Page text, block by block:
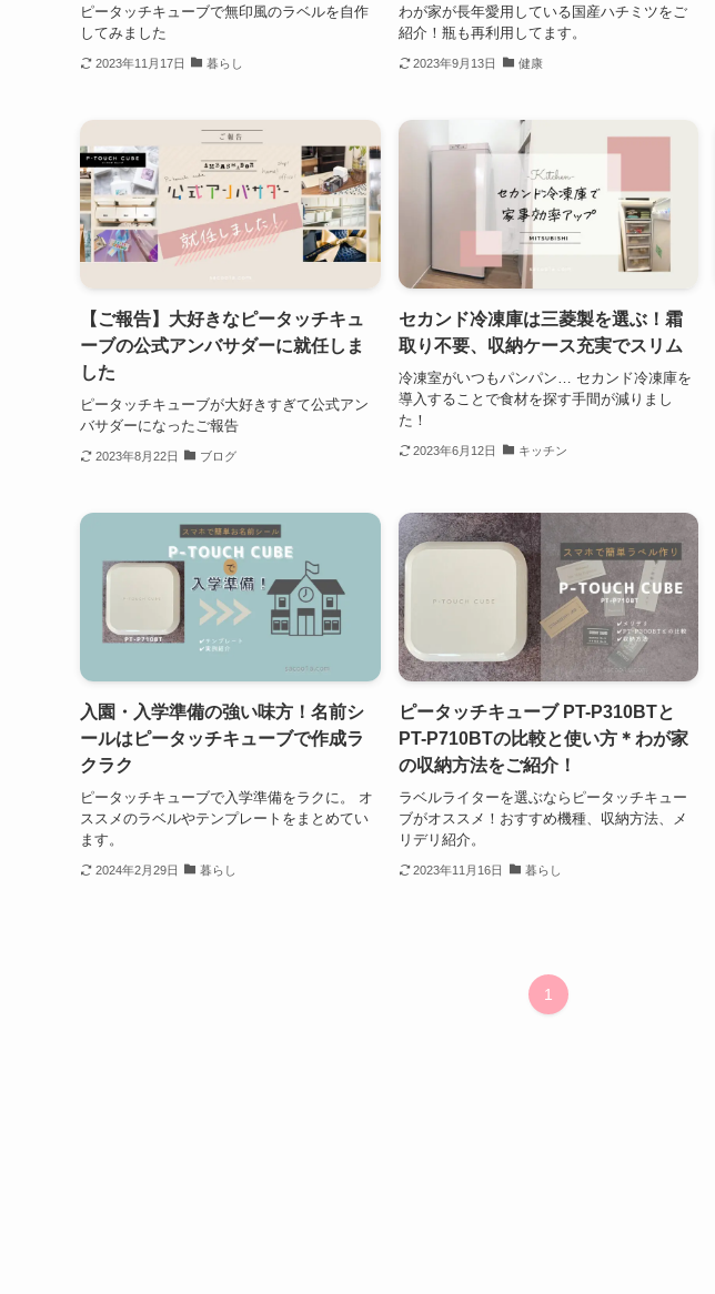
ピータッチキューブで無印風のラベルを自作
してみました
2023年11月17日 暮らし
わが家が長年愛用している国産ハチミツをご
紹介！瓶も再利用してます。
2023年9月13日 健康
【ご報告】大好きなピータッチキュ
ーブの公式アンバサダーに就任しま
した
ピータッチキューブが大好きすぎて公式アン
バサダーになったご報告
2023年8月22日 ブログ
セカンド冷凍庫は三菱製を選ぶ！霜
取り不要、収納ケース充実でスリム
冷凍室がいつもパンパン… セカンド冷凍庫を
導入することで食材を探す手間が減りまし
た！
2023年6月12日 キッチン
入園・入学準備の強い味方！名前シ
ールはピータッチキューブで作成ラ
クラク
ピータッチキューブで入学準備をラクに。 オ
ススメのラベルやテンプレートをまとめてい
ます。
2024年2月29日 暮らし
ピータッチキューブ PT-P310BTと
PT-P710BTの比較と使い方＊わが家
の収納方法をご紹介！
ラベルライターを選ぶならピータッチキュー
ブがオススメ！おすすめ機種、収納方法、メ
リデリ紹介。
2023年11月16日 暮らし
1